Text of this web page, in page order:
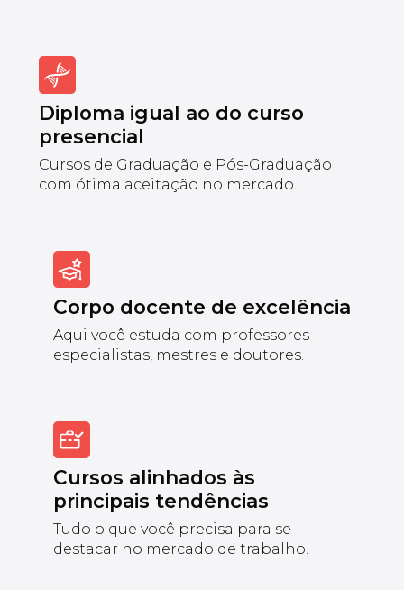
Diploma igual ao do curso
presencial
Cursos de Graduação e Pós-Graduação
com ótima aceitação no mercado.
Corpo docente de excelência
Aqui você estuda com professores
especialistas, mestres e doutores.
Cursos alinhados às
principais tendências
Tudo o que você precisa para se
destacar no mercado de trabalho.